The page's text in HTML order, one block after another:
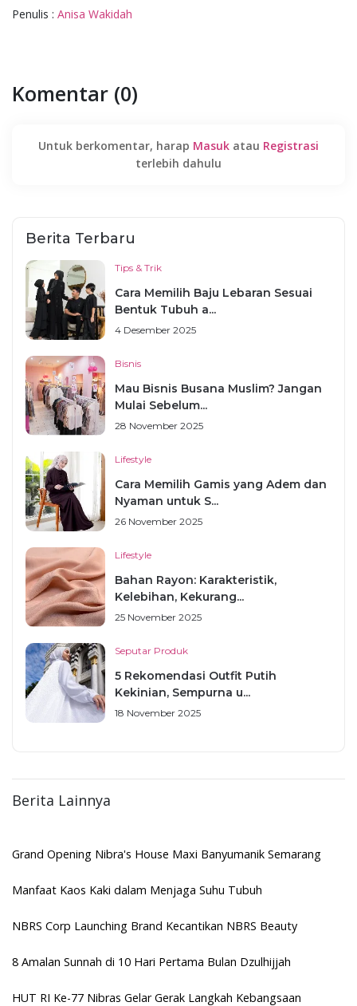
Penulis : Anisa Wakidah
Komentar (0)
Untuk berkomentar, harap Masuk atau Registrasi
terlebih dahulu
Berita Terbaru
Tips & Trik
Cara Memilih Baju Lebaran Sesuai
Bentuk Tubuh a...
4 Desember 2025
Bisnis
Mau Bisnis Busana Muslim? Jangan
Mulai Sebelum...
28 November 2025
Lifestyle
Cara Memilih Gamis yang Adem dan
Nyaman untuk S...
26 November 2025
Lifestyle
Bahan Rayon: Karakteristik,
Kelebihan, Kekurang...
25 November 2025
Seputar Produk
5 Rekomendasi Outfit Putih
Kekinian, Sempurna u...
18 November 2025
Berita Lainnya
Grand Opening Nibra's House Maxi Banyumanik Semarang
Manfaat Kaos Kaki dalam Menjaga Suhu Tubuh
NBRS Corp Launching Brand Kecantikan NBRS Beauty
8 Amalan Sunnah di 10 Hari Pertama Bulan Dzulhijjah
HUT RI Ke-77 Nibras Gelar Gerak Langkah Kebangsaan